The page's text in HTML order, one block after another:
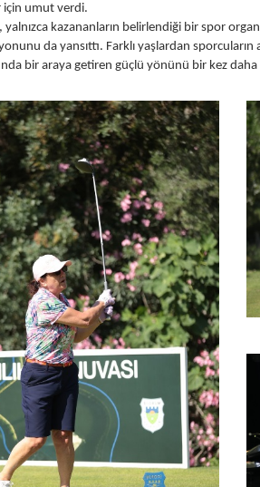
için umut verdi.
yalnızca kazananların belirlendiği bir spor
da yansıttı. Farklı yaşlardan
bir araya getiren güçlü yönünü bir kez